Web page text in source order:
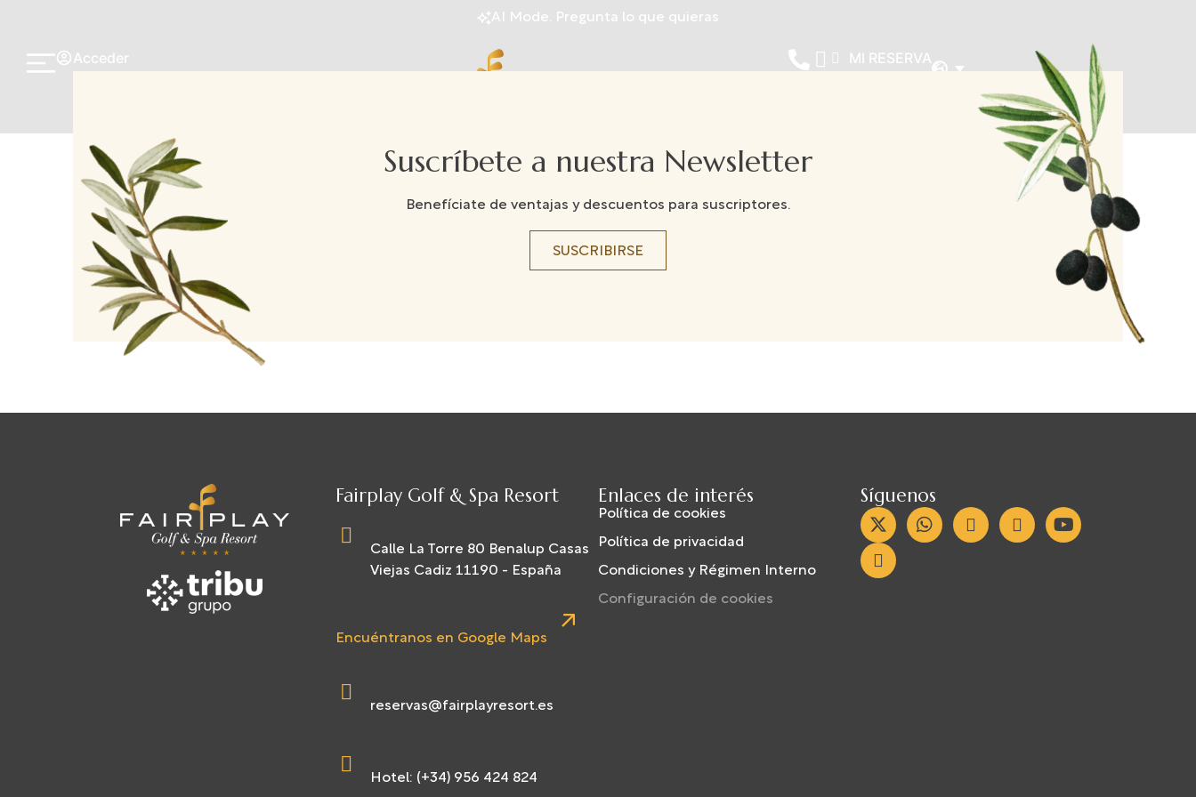
AI Mode. Pregunta lo que quieras
Acceder MI RESERVA
Suscríbete a nuestra Newsletter
Benefíciate de ventajas y descuentos para suscriptores.
SUSCRIBIRSE
Fairplay Golf & Spa Resort
Calle La Torre 80 Benalup Casas
Viejas Cadiz 11190 - España
Encuéntranos en Google Maps
reservas@fairplayresort.es
Hotel: (+34) 956 424 824
Enlaces de interés
Política de cookies
Política de privacidad
Condiciones y Régimen Interno
Configuración de cookies
Síguenos